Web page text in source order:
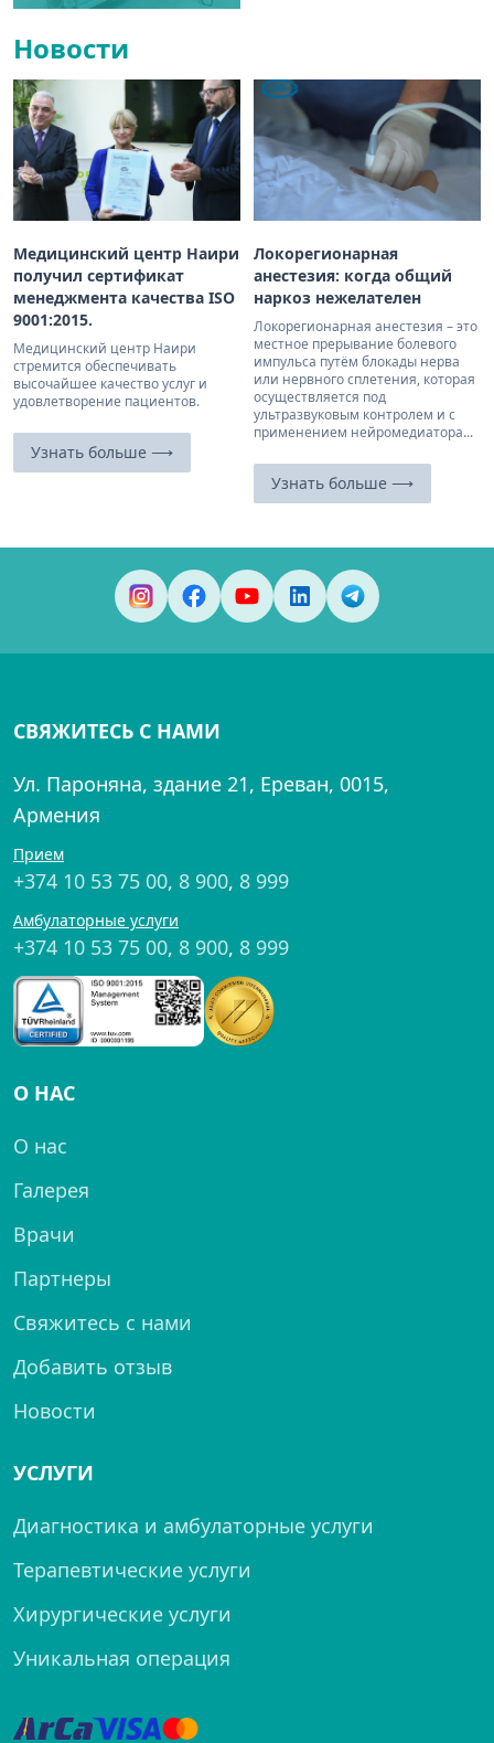
Новости
Медицинский центр Наири
получил сертификат
менеджмента качества ISO
9001:2015.
Медицинский центр Наири
стремится обеспечивать
высочайшее качество услуг и
удовлетворение пациентов.
Узнать больше ⟶
Локорегионарная
анестезия: когда общий
наркоз нежелателен
Локорегионарная анестезия – это
местное прерывание болевого
импульса путём блокады нерва
или нервного сплетения, которая
осуществляется под
ультразвуковым контролем и с
применением нейромедиатора...
Узнать больше ⟶
СВЯЖИТЕСЬ С НАМИ
Ул. Пароняна, здание 21, Ереван, 0015,
Армения
Прием
+374 10 53 75 00, 8 900, 8 999
Амбулаторные услуги
+374 10 53 75 00, 8 900, 8 999
О НАС
О нас
Галерея
Врачи
Партнеры
Свяжитесь с нами
Добавить отзыв
Новости
УСЛУГИ
Диагностика и амбулаторные услуги
Терапевтические услуги
Хирургические услуги
Уникальная операция